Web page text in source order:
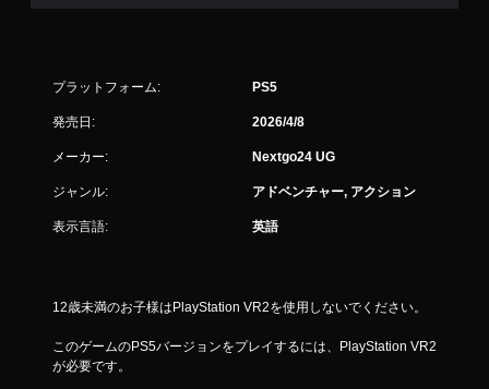
プラットフォーム: PS5
発売日: 2026/4/8
メーカー: Nextgo24 UG
ジャンル: アドベンチャー, アクション
表示言語: 英語
12歳未満のお子様はPlayStation VR2を使用しないでください。
このゲームのPS5バージョンをプレイするには、PlayStation VR2
が必要です。